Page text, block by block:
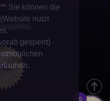
0
Sie können die
nutzt
gesperrt)